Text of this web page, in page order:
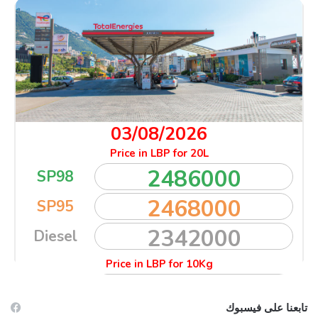
تابعنا على فيسبوك